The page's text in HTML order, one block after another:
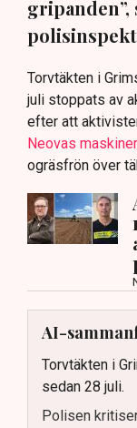
gripanden”,
Torvtäkten i
juli stoppats av
efter att
Neovas maskiner
ogräsfrön över
AI-
Torvtäkten i
sedan 28 juli.
Polisen